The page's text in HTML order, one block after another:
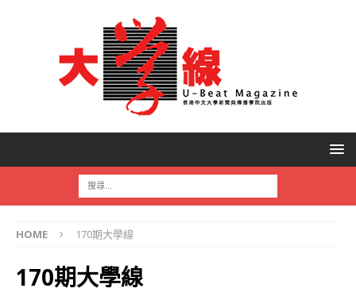
HOME 170期大學線
170期大學線